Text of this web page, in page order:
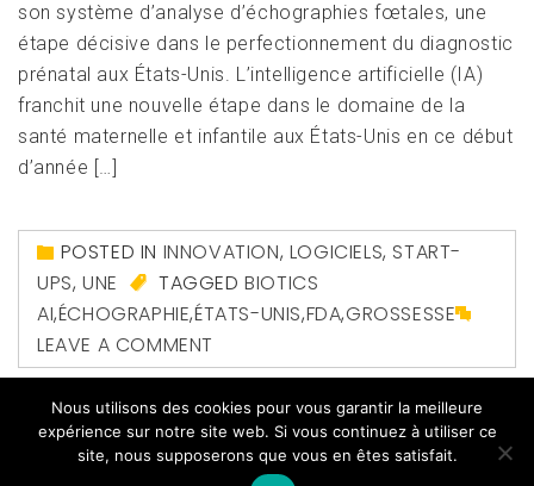
son système d’analyse d’échographies fœtales, une
étape décisive dans le perfectionnement du diagnostic
prénatal aux États-Unis. L’intelligence artificielle (IA)
franchit une nouvelle étape dans le domaine de la
santé maternelle et infantile aux États-Unis en ce début
d’année […]
POSTED IN INNOVATION, LOGICIELS, START-
UPS,UNE TAGGEDBIOTICS
AI,ÉCHOGRAPHIE,ÉTATS-UNIS,FDA,GROSSESSE
LEAVE A COMMENT
Nous utilisons des cookies pour vous garantir la meilleure
expérience sur notre site web. Si vous continuez à utiliser ce
site, nous supposerons que vous en êtes satisfait.